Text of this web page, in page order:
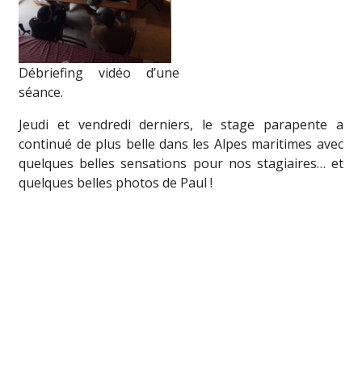
Débriefing vidéo d’une
séance.
Jeudi et vendredi derniers, le stage parapente a
continué de plus belle dans les Alpes maritimes avec
quelques belles sensations pour nos stagiaires… et
quelques belles photos de Paul !